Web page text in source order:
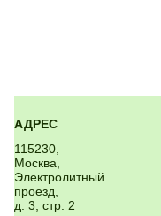
АДРЕС
115230,
Москва,
Электролитный
проезд,
д. 3, стр. 2